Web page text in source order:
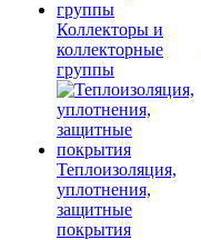
Коллекторы и
коллекторные
группы
Теплоизоляция,
уплотнения,
защитные
покрытия